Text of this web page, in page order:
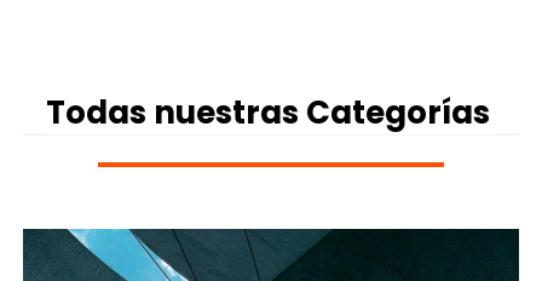
Todas nuestras Categorías